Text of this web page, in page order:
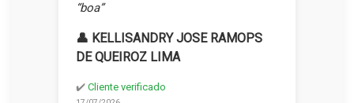
“boa”
👤 KELLISANDRY JOSE RAMOPS
DE QUEIROZ LIMA
✔️ Cliente verificado